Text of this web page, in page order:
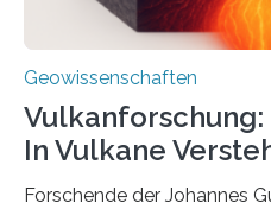
Geowissenschaften
In Vulkane
Forschende der Johannes